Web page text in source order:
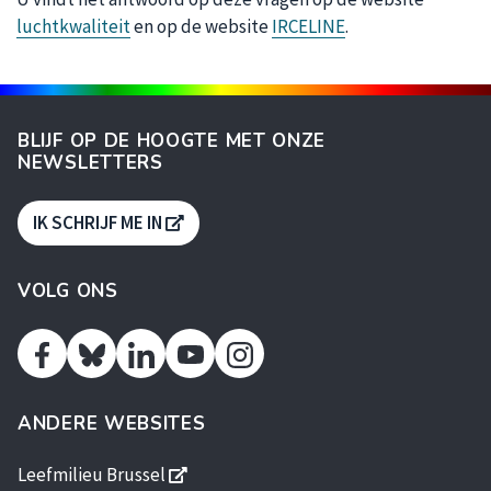
luchtkwaliteiten op de websiteIRCELINE.
BLIJF OP DE HOOGTE MET ONZE
NEWSLETTERS
IK SCHRIJF ME IN S'OUVRE DANS UNE NOUVELLE
VOLG ONS
FacebookTwitterLinkedinYoutubeInstagram
ANDERE WEBSITES
Leefmilieu Brussel
s'ouvre dans une nouvelle fenêtre